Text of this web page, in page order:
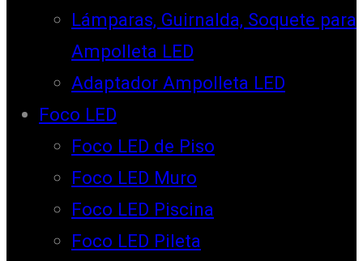
Lámparas, Guirnalda, Soquete para
Ampolleta LED
Adaptador Ampolleta LED
Foco LED
Foco LED de Piso
Foco LED Muro
Foco LED Piscina
Foco LED Pileta